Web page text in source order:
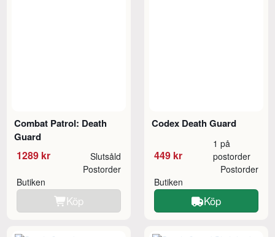
Combat Patrol: Death
Guard
1289 kr Slutsåld
Butiken
Postorder
Köp
Codex Death Guard
449 kr
1 på
postorder
Butiken
Postorder
Köp